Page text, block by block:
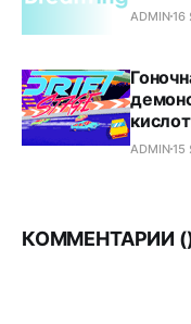
ADMIN16
ADMIN15
КОММЕНТАРИИ (